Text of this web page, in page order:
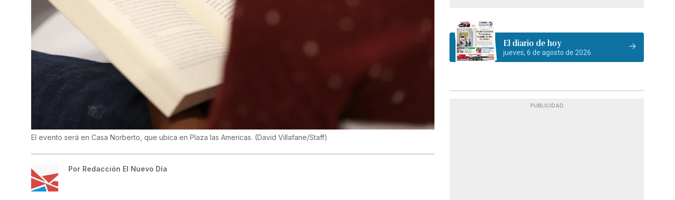
El evento será en Casa Norberto, que ubica en Plaza las Americas. (David Villafane/Staff)
Por Redacción El Nuevo Día
El diario de hoy
jueves, 6 de agosto de 2026
PUBLICIDAD